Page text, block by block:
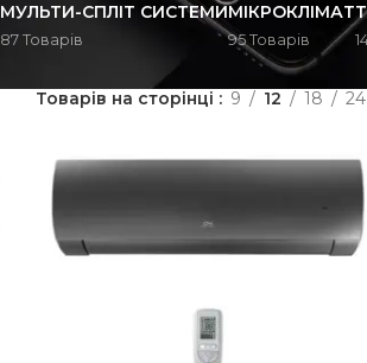
МУЛЬТИ-СПЛІТ СИСТЕМИ
87 Товарів
МІКРОКЛІМАТ
95 Товарів
Магазин Мульти-спліт системи
Товарів на сторінці
9 12 18 24